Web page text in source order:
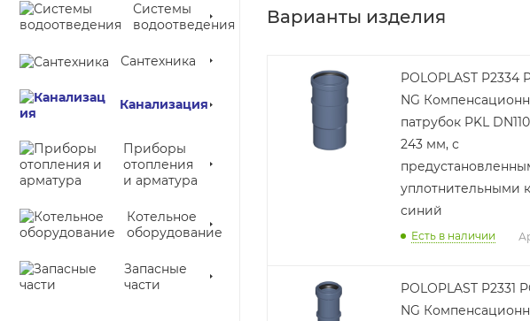
Системы
водоотведения
Сантехника
Канализация
Приборы
отопления
и арматура
Котельное
оборудование
Запасные
части
Варианты изделия
POLOPLAST P2334
NG
патрубок PKL
243 мм, с
уплотнительными
синий
Есть в наличии
POLOPLAST P2331
NG